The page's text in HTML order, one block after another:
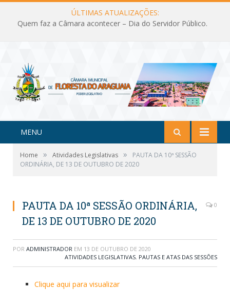
ÚLTIMAS ATUALIZAÇÕES:
Quem faz a Câmara acontecer – Dia do Servidor Público.
MENU
Home » Atividades Legislativas »
PAUTA DA 10ª SESSÃO
ORDINÁRIA, DE 13 DE OUTUBRO DE 2020
PAUTA DA 10ª SESSÃO ORDINÁRIA,
DE 13 DE OUTUBRO DE 2020
0
POR ADMINISTRADOR EM 13 DE OUTUBRO DE 2020
ATIVIDADES LEGISLATIVAS, PAUTAS E ATAS DAS SESSÕES
Clique aqui para visualizar